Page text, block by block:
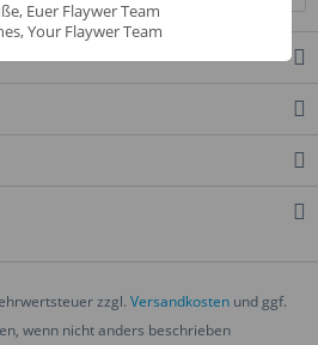
zzgl. Versandkosten und ggf.
wenn nicht anders beschrieben
Euer Flaywer Team
Your Flaywer Team